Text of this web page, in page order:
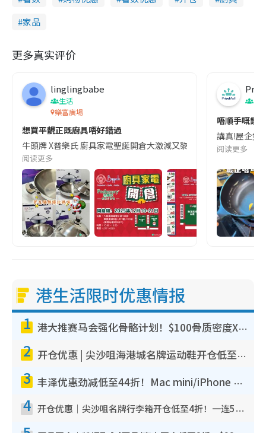
家品
更多真实评价
linglingbabe
生活
樂富廣場
想買平靚正既廚具唔好錯過
牛頭牌 X普樂氏 廚具家電聖誕開倉大激減又黎啦 今次係樂富廣場
阅读更多
唔順手嘅鑊
講真!屋企隻
阅读更多
港生活限时优惠情报
1 港大推赛马会强化骨骼计划！$100骨质密度X光检查 完成免费运动训练送超市礼券！附参加资格
2 开仓优惠 | 尖沙咀海港城名牌运动鞋开仓低至1折！On鞋$899起/Joy&Peace鞋履$98起
3 丰泽优惠劲减低至44折！Mac mini/iPhone 17 Pro大减价！厨房家电$220起
4 开仓优惠｜尖沙咀名牌行李箱开仓低至4折！一连5日 American Tourister/ace./Hallmark $200起